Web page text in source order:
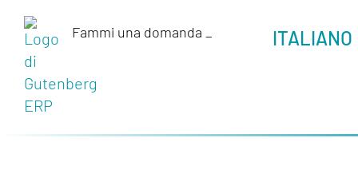
Fammi una domanda _ ITALIANO